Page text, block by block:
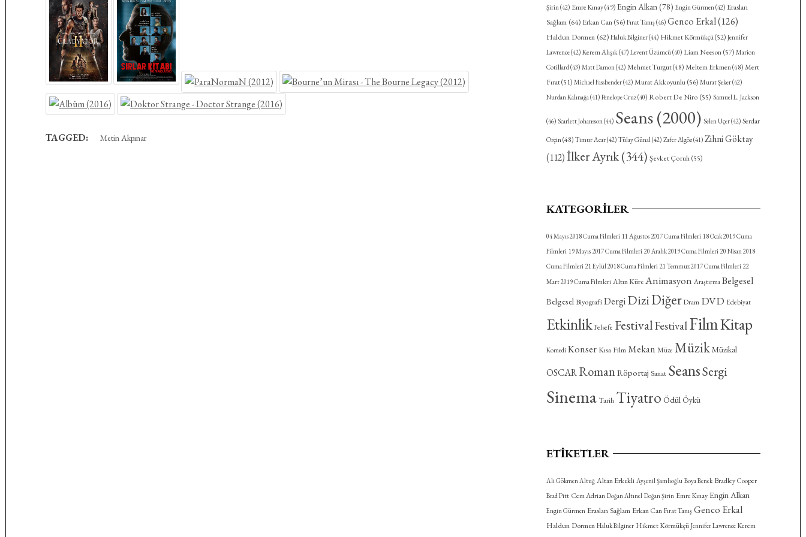
TAGGED: Metin Akpınar
Şirin(42) Emre Kınay(49) Engin Alkan(78) Engin Gürmen(42) Eraslan
Sağlam(64) Erkan Can(56) Fırat Tanış(46) Genco Erkal(126)
Haldun Dormen(62) Haluk Bilginer(44) Hikmet Körmükçü(52) Jennifer
Lawrence(42) Kerem Alışık(47) Levent Üzümcü(40) Liam Neeson(57) Marion
Cotillard(43) Matt Damon(42) Mehmet Turgut(48) Meltem Erkmen(48) Mert
Fırat(51) Michael Fassbender(42) Murat Akkoyunlu(56) Murat Şeker(42)
Nurdan Kalınağa(41) Penelope Cruz(40) Robert De Niro (55) Samuel L. Jackson
(46) Scarlett Johansson(44) Seans(2000) Selen Uçer(42) Serdar
Orçin(48) Timur Acar(42) Tülay Günal(42) Zafer Algöz(41) Zihni Göktay
(112)İlker Ayrık(344) Şevket Çoruh(55)
KATEGORILER
04 Mayıs 2018 Cuma Filmleri 11 Ağustos 2017 Cuma Filmleri 18 Ocak 2019 Cuma
Filmleri 19 Mayıs 2017 Cuma Filmleri 20 Aralık 2019 Cuma Filmleri 20 Nisan 2018
Cuma Filmleri 21 Eylül 2018 Cuma Filmleri 21 Temmuz 2017 Cuma Filmleri 22
Mart 2019 Cuma Filmleri Altın Küre Animasyon Araştırma Belgesel
Belgesel Biyografi Dergi DiziDiğer Dram DVD Edebiyat
Etkinlik Felsefe FestivalFestivalFilmKitap
Komedi Konser Kısa FilmMekan Müze MüzikMüzikal
OSCAR RomanRöportaj Sanat SeansSergi
Sinema Tarih Tiyatro Ödül Öykü
ETIKETLER
Ali Gökmen Altuğ Altan Erkekli Ayşenil Şamlıoğlu Boya Benek Bradley Cooper
Brad Pitt Cem Adrian Doğan Altınel Doğan Şirin Emre Kınay Engin Alkan
Engin Gürmen Eraslan Sağlam Erkan Can Fırat Tanış Genco Erkal
Haldun Dormen Haluk Bilginer Hikmet Körmükçü Jennifer Lawrence Kerem